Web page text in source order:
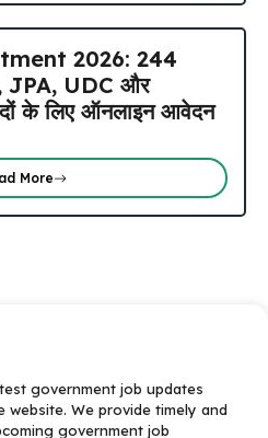
2026: 244
UDC और
के लिए ऑनलाइन आवेदन
More
government job updates
website. We provide timely and
government job